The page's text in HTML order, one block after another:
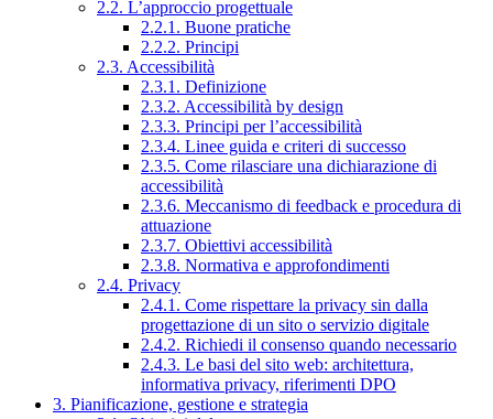
2.2. L’approccio progettuale
2.2.1. Buone pratiche
2.2.2. Principi
2.3. Accessibilità
2.3.1. Definizione
2.3.2. Accessibilità by design
2.3.3. Principi per l’accessibilità
2.3.4. Linee guida e criteri di successo
2.3.5. Come rilasciare una dichiarazione di
accessibilità
2.3.6. Meccanismo di feedback e procedura di
attuazione
2.3.7. Obiettivi accessibilità
2.3.8. Normativa e approfondimenti
2.4. Privacy
2.4.1. Come rispettare la privacy sin dalla
progettazione di un sito o servizio digitale
2.4.2. Richiedi il consenso quando necessario
2.4.3. Le basi del sito web: architettura,
informativa privacy, riferimenti DPO
3. Pianificazione, gestione e strategia